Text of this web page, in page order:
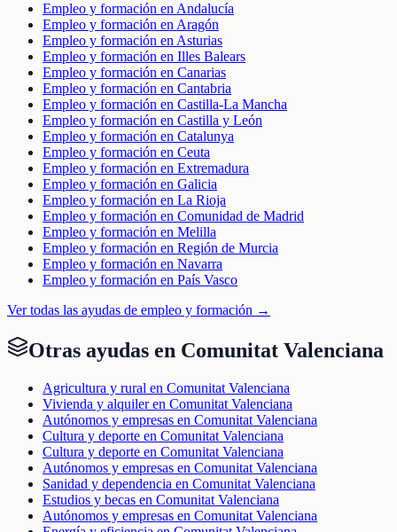
Empleo y formación en Andalucía
Empleo y formación en Aragón
Empleo y formación en Asturias
Empleo y formación en Illes Balears
Empleo y formación en Canarias
Empleo y formación en Cantabria
Empleo y formación en Castilla-La Mancha
Empleo y formación en Castilla y León
Empleo y formación en Catalunya
Empleo y formación en Ceuta
Empleo y formación en Extremadura
Empleo y formación en Galicia
Empleo y formación en La Rioja
Empleo y formación en Comunidad de Madrid
Empleo y formación en Melilla
Empleo y formación en Región de Murcia
Empleo y formación en Navarra
Empleo y formación en País Vasco
Ver todas las ayudas de empleo y formación →
Otras ayudas en Comunitat Valenciana
Agricultura y rural en Comunitat Valenciana
Vivienda y alquiler en Comunitat Valenciana
Autónomos y empresas en Comunitat Valenciana
Cultura y deporte en Comunitat Valenciana
Cultura y deporte en Comunitat Valenciana
Autónomos y empresas en Comunitat Valenciana
Sanidad y dependencia en Comunitat Valenciana
Estudios y becas en Comunitat Valenciana
Autónomos y empresas en Comunitat Valenciana